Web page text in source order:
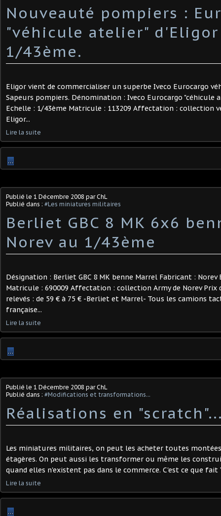
Nouveauté pompiers :
"véhicule atelier"
1/43ème.
Eligor vient de commercialiser un superbe Iveco Eurocargo
Sapeurs pompiers. Dénomination : Iveco Eurocargo "céhicule
Echelle : 1/43ème Matricule : 113209 Affectation : collection
Eligor...
Lire la suite
…
Publié le 1 Décembre 2008 par ChL
Publié dans : #Les miniatures militaires
Berliet GBC 8 MK 6x6
Norev au 1/43ème
Désignation : Berliet GBC 8 MK benne Marrel Fabricant : Norev
Matricule : 690009 Affectation : collection Army de Norev Prix
relevés : de 59 € à 75 € -Berliet et Marrel- Tous les camions
française...
Lire la suite
…
Publié le 1 Décembre 2008 par ChL
Publié dans : #Modifications et transformations...
Réalisations en
Les miniatures militaires, on peut les acheter toutes
étagères. On peut aussi les transformer ou même les
quand elles n'existent pas dans le commerce. C'est ce que fait
Lire la suite
…